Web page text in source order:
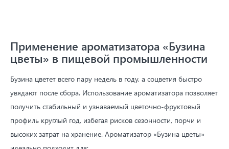
Применение ароматизатора «Бузина
цветы» в пищевой промышленности
Бузина цветет всего пару недель в году, а соцветия быстро
увядают после сбора. Использование ароматизатора позволяет
получить стабильный и узнаваемый цветочно-фруктовый
профиль круглый год, избегая рисков сезонности, порчи и
высоких затрат на хранение. Ароматизатор «Бузина цветы»